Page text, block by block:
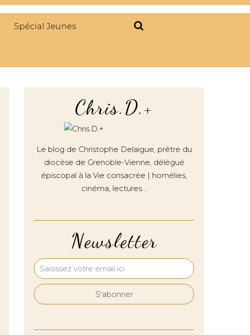
Spécial Jeunes
Newsletter
Chris.D.+
Le blog de Christophe Delaigue, prêtre du
diocèse de Grenoble-Vienne, délégué
épiscopal à la Vie consacrée | homélies,
cinéma, lectures…